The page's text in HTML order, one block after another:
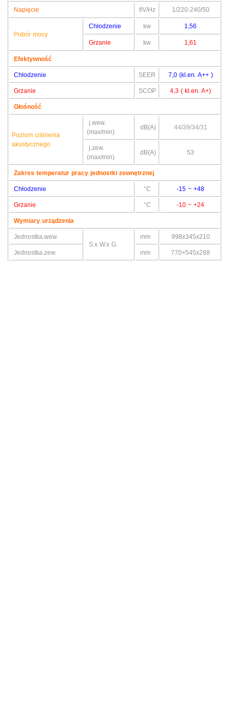
Napięcie f/V/Hz 1/220-240/50
Pobór mocy
Chłodzenie kw 1,56
Grzanie kw 1,61
Efektywność
Chłodzenie SEER 7,0 (kl.en. A++ )
Grzanie SCOP 4,3 ( kl.en. A+)
Głośność
Poziom ciśnienia
akustycznego
j.wew.
(max/min)
dB(A) 44/39/34/31
j.zew.
(max/min)
dB(A) 53
Zakres temperatur pracy jednostki zewnętrznej
Chłodzenie °C -15 ~ +48
Grzanie °C -10 ~ +24
Wymiary urządzenia
Jednostka.wew.
S.x W.x G.
mm 998x345x210
Jednostka.zew. mm 770×545x288